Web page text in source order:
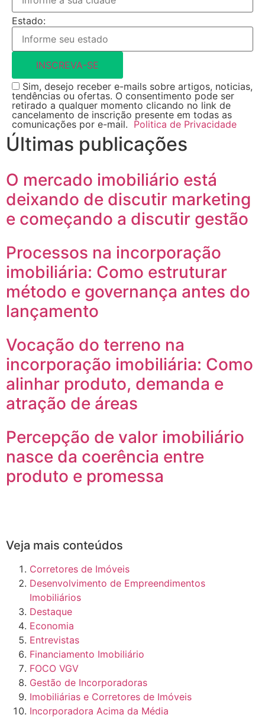
Estado:
INSCREVA-SE
Sim, desejo receber e-mails sobre artigos, noticias,
tendências ou ofertas. O consentimento pode ser
retirado a qualquer momento clicando no link de
cancelamento de inscrição presente em todas as
comunicações por e-mail. Politica de Privacidade
Últimas publicações
O mercado imobiliário está
deixando de discutir marketing
e começando a discutir gestão
Processos na incorporação
imobiliária: Como estruturar
método e governança antes do
lançamento
Vocação do terreno na
incorporação imobiliária: Como
alinhar produto, demanda e
atração de áreas
Percepção de valor imobiliário
nasce da coerência entre
produto e promessa
Veja mais conteúdos
Corretores de Imóveis
Desenvolvimento de Empreendimentos
Imobiliários
Destaque
Economia
Entrevistas
Financiamento Imobiliário
FOCO VGV
Gestão de Incorporadoras
Imobiliárias e Corretores de Imóveis
Incorporadora Acima da Média